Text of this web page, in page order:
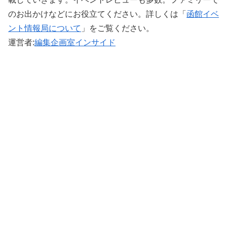
のお出かけなどにお役立てください。詳しくは「 函館イベ
ント情報局について 」をご覧ください。 ‎
運営者:編集企画室インサイド